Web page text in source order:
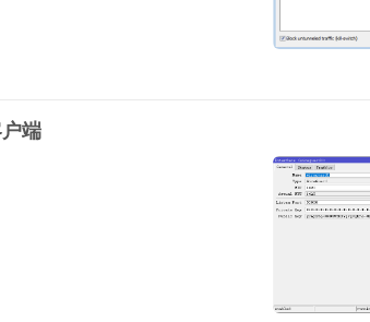
端